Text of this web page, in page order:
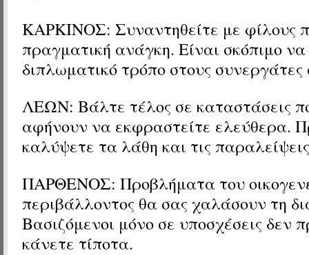
ΚΑΡΚΙΝΟΣ: Συναντηθείτε με φίλους
πραγματική ανάγκη. Είναι σκόπιμο
διπλωματικό τρόπο στους συνεργάτες
ΛΕΩΝ: Βάλτε τέλος σε καταστάσεις
αφήνουν να εκφραστείτε ελεύθερα.
καλύψετε τα λάθη και τις
ΠΑΡΘΕΝΟΣ: Προβλήματα του
περιβάλλοντος θα σας χαλάσουν τη
Βασιζόμενοι μόνο σε υποσχέσεις δεν
κάνετε τίποτα.